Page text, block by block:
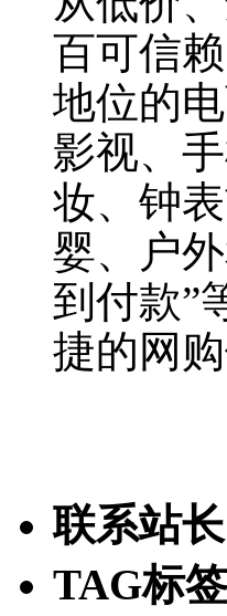
百可信
地位的
影视、
妆、钟
婴、户
到付款”
捷的网购
联系站长
TAG标签